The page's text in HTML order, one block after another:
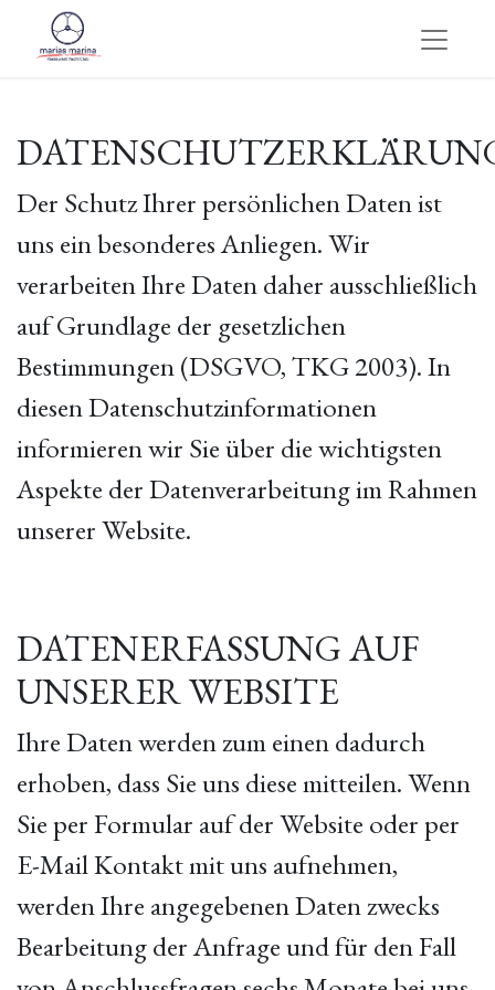
Der Schutz Ihrer persönlichen Daten ist
uns ein besonderes Anliegen. Wir
verarbeiten Ihre Daten daher ausschließlich
auf Grundlage der gesetzlichen
Bestimmungen (DSGVO, TKG 2003). In
diesen Datenschutzinformationen
informieren wir Sie über die wichtigsten
Aspekte der Datenverarbeitung im Rahmen
unserer Website.
DATENERFASSUNG AUF
UNSERER WEBSITE
Ihre Daten werden zum einen dadurch
erhoben, dass Sie uns diese mitteilen. Wenn
Sie per Formular auf der Website oder per
E-Mail Kontakt mit uns aufnehmen,
werden Ihre angegebenen Daten zwecks
Bearbeitung der Anfrage und für den Fall